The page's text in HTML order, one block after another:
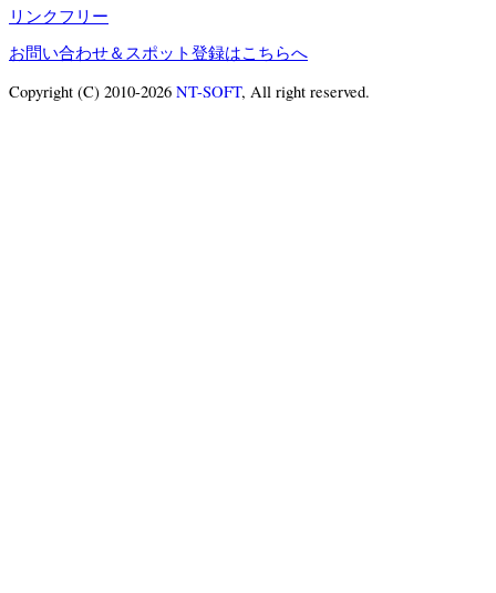
リンクフリー
お問い合わせ＆スポット登録はこちらへ
Copyright (C) 2010-2026 NT-SOFT, All right reserved.